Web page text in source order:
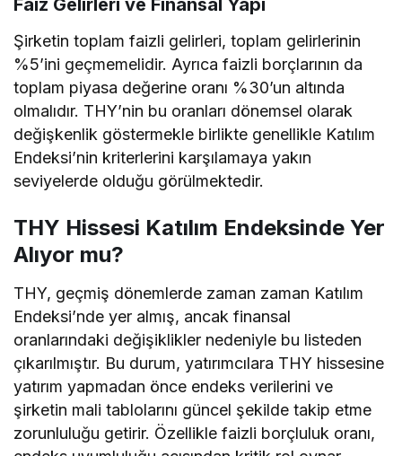
Faiz Gelirleri ve Finansal Yapı
Şirketin toplam faizli gelirleri, toplam gelirlerinin
%5’ini geçmemelidir. Ayrıca faizli borçlarının da
toplam piyasa değerine oranı %30’un altında
olmalıdır. THY’nin bu oranları dönemsel olarak
değişkenlik göstermekle birlikte genellikle Katılım
Endeksi’nin kriterlerini karşılamaya yakın
seviyelerde olduğu görülmektedir.
THY Hissesi Katılım Endeksinde Yer
Alıyor mu?
THY, geçmiş dönemlerde zaman zaman Katılım
Endeksi’nde yer almış, ancak finansal
oranlarındaki değişiklikler nedeniyle bu listeden
çıkarılmıştır. Bu durum, yatırımcılara THY hissesine
yatırım yapmadan önce endeks verilerini ve
şirketin mali tablolarını güncel şekilde takip etme
zorunluluğu getirir. Özellikle faizli borçluluk oranı,